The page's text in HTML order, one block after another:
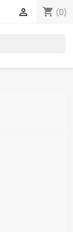
shopping_cart (0)
